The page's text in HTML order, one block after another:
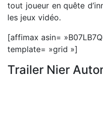
tout joueur en quête
les jeux vidéo.
[affimax asin=
template= »grid »]
Trailer Nier